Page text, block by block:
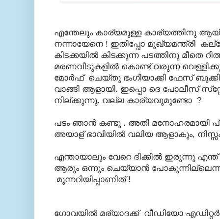
എന്തേലും കാര്യമുള്ള കാര്യത്തിനു
നന്നായേനെ ! ഇതിപ്പോ മുഖ്യമന്ത്രി
കിടക്കയില്‍ കിടക്കുന്ന പടത്തിനു മീതെ
മരണവീടുകളില്‍ കൊണ്ട് വരുന്ന
മോര്‍ഫ് ചെയ്തു ഭംഗിയാക്കി ഫേസ്
വാങ്ങി ആളായി. ഇപ്പൊ ദെ പോലീസ്
നില്ക്കുന്നു. വല്ല കാര്യവുമുണ്ടോ ?
പടം ഞാന്‍ കണ്ടു . അതി മനോഹരമായി
അയാള് ഭാവിയില്‍ വലിയ ആളാകും,
എന്തായാലും വേറെ ദിക്കില്‍ ഇരുന്നു
ആരും ഒന്നും ചെയ്യാന്‍
മുന്നറിയിപ്പാണിത് !
ഗോവയില്‍ മര്യാദക്ക് വീഡിയോ